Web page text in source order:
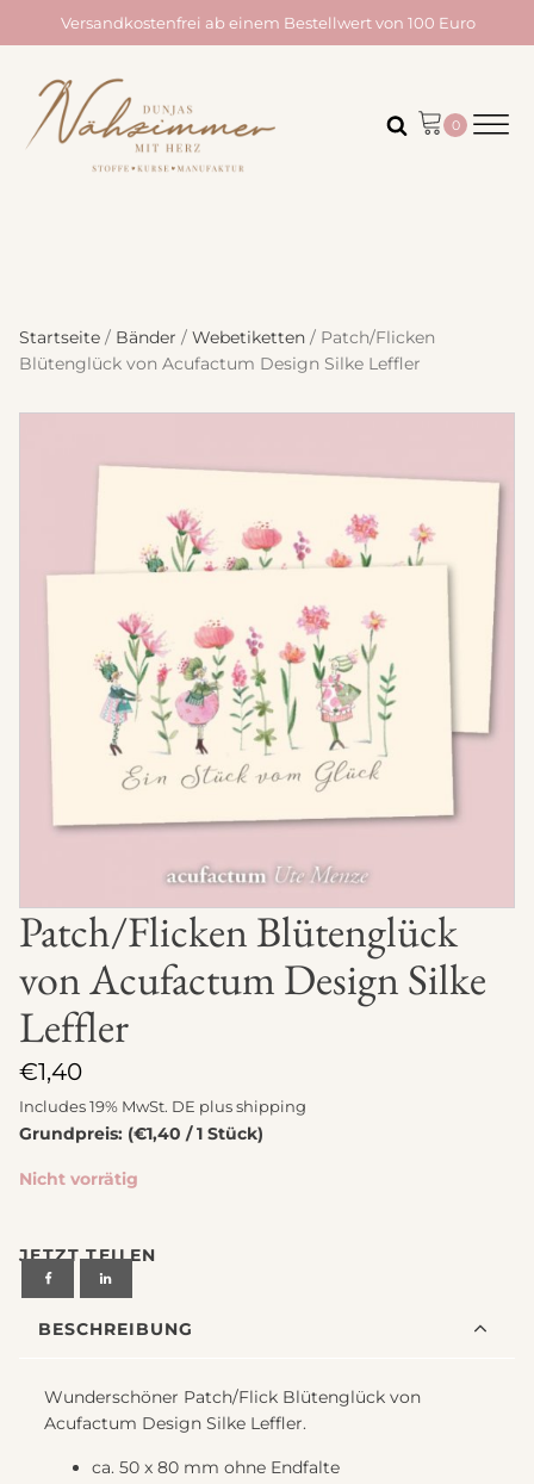
Versandkostenfrei ab einem Bestellwert von 100 Euro
Startseite / Bänder / Webetiketten / Patch/Flicken
Blütenglück von Acufactum Design Silke Leffler
Patch/Flicken Blütenglück
von Acufactum Design Silke
Leffler
€1,40
Includes 19% MwSt. DE plusshipping
Grundpreis: (€1,40 / 1 Stück)
Nicht vorrätig
JETZT TEILEN
BESCHREIBUNG
Wunderschöner Patch/Flick Blütenglück von
Acufactum Design Silke Leffler.
ca. 50 x 80 mm ohne Endfalte